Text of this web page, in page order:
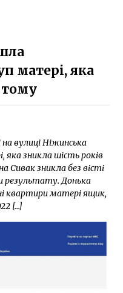
матері, яка
тому
вулиці Ніжинська
яка зникла шість років
Сивак зникла без вісті
результату. Донька
квартири матері ящик,
[…]